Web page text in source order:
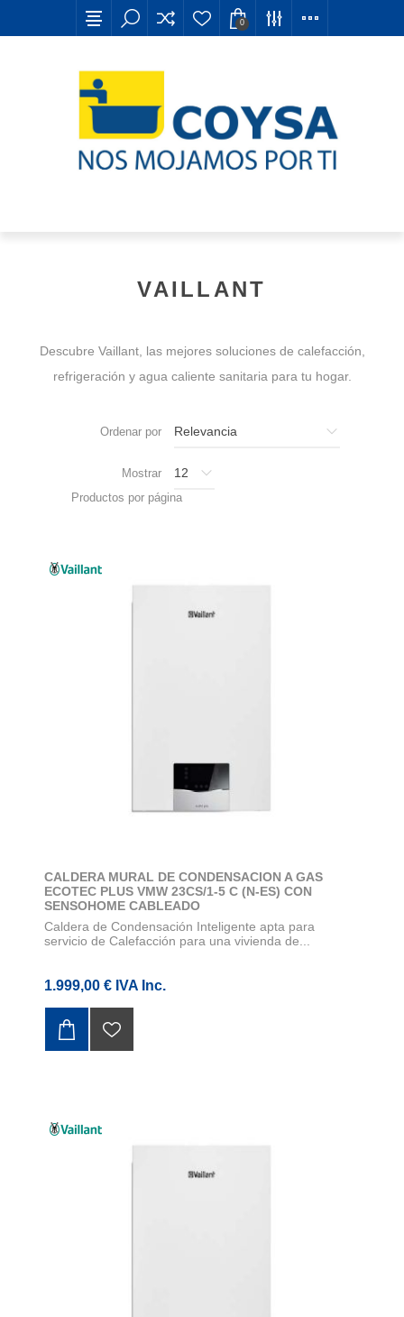
0
VAILLANT
Descubre Vaillant, las mejores soluciones de calefacción,
refrigeración y agua caliente sanitaria para tu hogar.
Ordenar por
Mostrar
Productos por página
CALDERA MURAL DE CONDENSACION A GAS
ECOTEC PLUS VMW 23CS/1-5 C (N-ES) CON
SENSOHOME CABLEADO
Caldera de Condensación Inteligente apta para
servicio de Calefacción para una vivienda de...
1.999,00 € IVA Inc.